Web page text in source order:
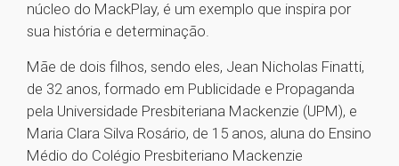
núcleo do MackPlay, é um exemplo que inspira por
sua história e determinação.
Mãe de dois filhos, sendo eles, Jean Nicholas Finatti,
de 32 anos, formado em Publicidade e Propaganda
pela Universidade Presbiteriana Mackenzie (UPM), e
Maria Clara Silva Rosário, de 15 anos, aluna do Ensino
Médio do Colégio Presbiteriano Mackenzie